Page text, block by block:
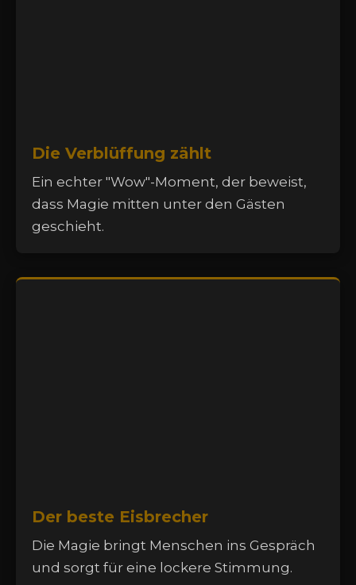
Die Verblüffung zählt
Ein echter "Wow"-Moment, der beweist,
dass Magie mitten unter den Gästen
geschieht.
Der beste Eisbrecher
Die Magie bringt Menschen ins Gespräch
und sorgt für eine lockere Stimmung.